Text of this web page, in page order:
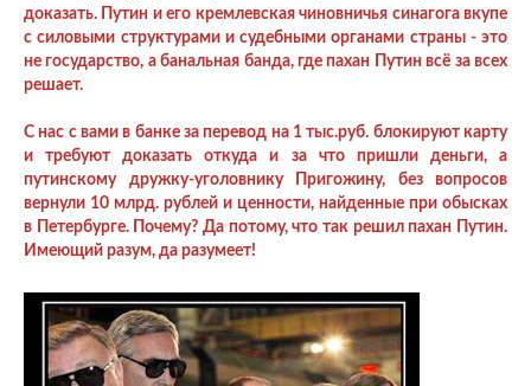
доказать. Путин и его кремлевская чиновничья синагога вкупе
с силовыми структурами и судебными органами страны - это
не государство, а банальная банда, где пахан Путин всё за всех
решает.
С нас с вами в банке за перевод на 1 тыс.руб. блокируют карту
и требуют доказать откуда и за что пришли деньги, а
путинскому дружку-уголовнику Пригожину, без вопросов
вернули 10 млрд. рублей и ценности, найденные при обысках
в Петербурге. Почему? Да потому, что так решил пахан Путин.
Имеющий разум, да разумеет!